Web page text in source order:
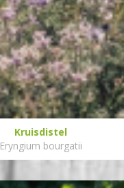
Kruisdistel
Eryngium bourgatii